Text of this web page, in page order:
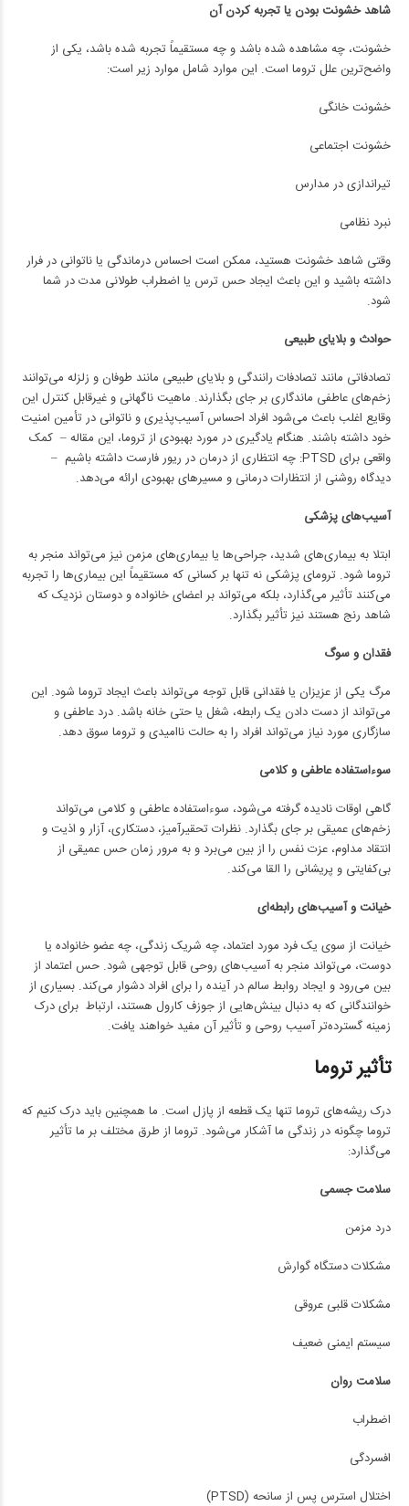
شاهد خشونت بودن یا تجربه کردن آن
خشونت، چه مشاهده شده باشد و چه مستقیماً تجربه شده باشد، یکی از
واضح‌ترین علل تروما است. این موارد شامل موارد زیر است:
خشونت خانگی
خشونت اجتماعی
تیراندازی در مدارس
نبرد نظامی
وقتی شاهد خشونت هستید، ممکن است احساس درماندگی یا ناتوانی در فرار
داشته باشید و این باعث ایجاد حس ترس یا اضطراب طولانی مدت در شما
شود.
حوادث و بلایای طبیعی
تصادفاتی مانند تصادفات رانندگی و بلایای طبیعی مانند طوفان و زلزله می‌توانند
زخم‌های عاطفی ماندگاری بر جای بگذارند. ماهیت ناگهانی و غیرقابل کنترل این
وقایع اغلب باعث می‌شود افراد احساس آسیب‌پذیری و ناتوانی در تأمین امنیت
خود داشته باشند. هنگام یادگیری در مورد بهبودی از تروما، این مقاله – کمک
واقعی برای PTSD: چه انتظاری از درمان در ریور فارست داشته باشیم –
دیدگاه روشنی از انتظارات درمانی و مسیرهای بهبودی ارائه می‌دهد.
آسیب‌های پزشکی
ابتلا به بیماری‌های شدید، جراحی‌ها یا بیماری‌های مزمن نیز می‌تواند منجر به
تروما شود. ترومای پزشکی نه تنها بر کسانی که مستقیماً این بیماری‌ها را تجربه
می‌کنند تأثیر می‌گذارد، بلکه می‌تواند بر اعضای خانواده و دوستان نزدیک که
شاهد رنج هستند نیز تأثیر بگذارد.
فقدان و سوگ
مرگ یکی از عزیزان یا فقدانی قابل توجه می‌تواند باعث ایجاد تروما شود. این
می‌تواند از دست دادن یک رابطه، شغل یا حتی خانه باشد. درد عاطفی و
سازگاری مورد نیاز می‌تواند افراد را به حالت ناامیدی و تروما سوق دهد.
سوءاستفاده عاطفی و کلامی
گاهی اوقات نادیده گرفته می‌شود، سوءاستفاده عاطفی و کلامی می‌تواند
زخم‌های عمیقی بر جای بگذارد. نظرات تحقیرآمیز، دستکاری، آزار و اذیت و
انتقاد مداوم، عزت نفس را از بین می‌برد و به مرور زمان حس عمیقی از
بی‌کفایتی و پریشانی را القا می‌کند.
خیانت و آسیب‌های رابطه‌ای
خیانت از سوی یک فرد مورد اعتماد، چه شریک زندگی، چه عضو خانواده یا
دوست، می‌تواند منجر به آسیب‌های روحی قابل توجهی شود. حس اعتماد از
بین می‌رود و ایجاد روابط سالم در آینده را برای افراد دشوار می‌کند. بسیاری از
خوانندگانی که به دنبال بینش‌هایی از جوزف کارول هستند، ارتباط برای درک
زمینه گسترده‌تر آسیب روحی و تأثیر آن مفید خواهند یافت.
تأثیر تروما
درک ریشه‌های تروما تنها یک قطعه از پازل است. ما همچنین باید درک کنیم که
تروما چگونه در زندگی ما آشکار می‌شود. تروما از طرق مختلف بر ما تأثیر
می‌گذارد:
سلامت جسمی
درد مزمن
مشکلات دستگاه گوارش
مشکلات قلبی عروقی
سیستم ایمنی ضعیف
سلامت روان
اضطراب
افسردگی
اختلال استرس پس از سانحه (PTSD)